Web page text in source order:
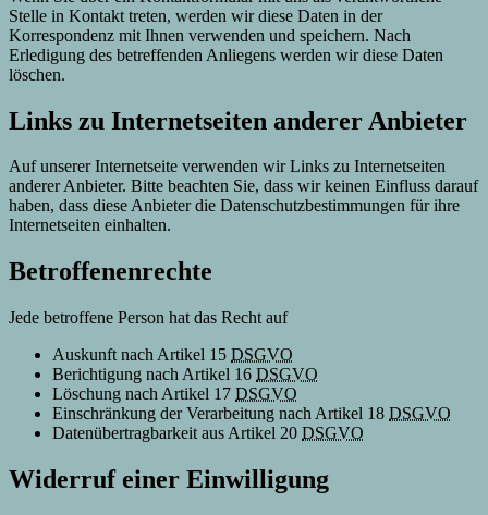
Stelle in Kontakt treten, werden wir diese Daten in der
Korrespondenz mit Ihnen verwenden und speichern. Nach
Erledigung des betreffenden Anliegens werden wir diese Daten
löschen.
Links zu Internetseiten anderer Anbieter
Auf unserer Internetseite verwenden wir Links zu Internetseiten
anderer Anbieter. Bitte beachten Sie, dass wir keinen Einfluss darauf
haben, dass diese Anbieter die Datenschutzbestimmungen für ihre
Internetseiten einhalten.
Betroffenenrechte
Jede betroffene Person hat das Recht auf
Auskunft nach Artikel 15 DSGVO
Berichtigung nach Artikel 16 DSGVO
Löschung nach Artikel 17 DSGVO
Einschränkung der Verarbeitung nach Artikel 18 DSGVO
Datenübertragbarkeit aus Artikel 20 DSGVO
Widerruf einer Einwilligung